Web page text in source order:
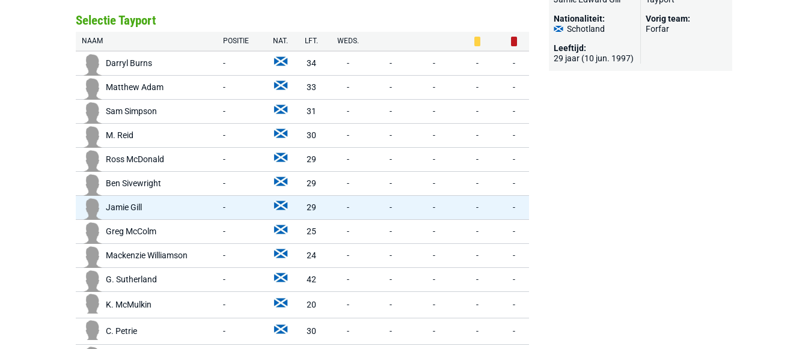
Selectie Tayport
NAAM POSITIE NAT. LFT. WEDS.
Darryl Burns - 34 - - - - -
Matthew Adam - 33 - - - - -
Sam Simpson - 31 - - - - -
M. Reid - 30 - - - - -
Ross McDonald - 29 - - - - -
Ben Sivewright - 29 - - - - -
Jamie Gill - 29 - - - - -
Greg McColm - 25 - - - - -
Mackenzie Williamson - 24 - - - - -
G. Sutherland - 42 - - - - -
K. McMulkin - 20 - - - - -
C. Petrie - 30 - - - - -
Nationaliteit:
Schotland
Leeftijd:
29 jaar (10 jun. 1997)
Vorig team:
Forfar